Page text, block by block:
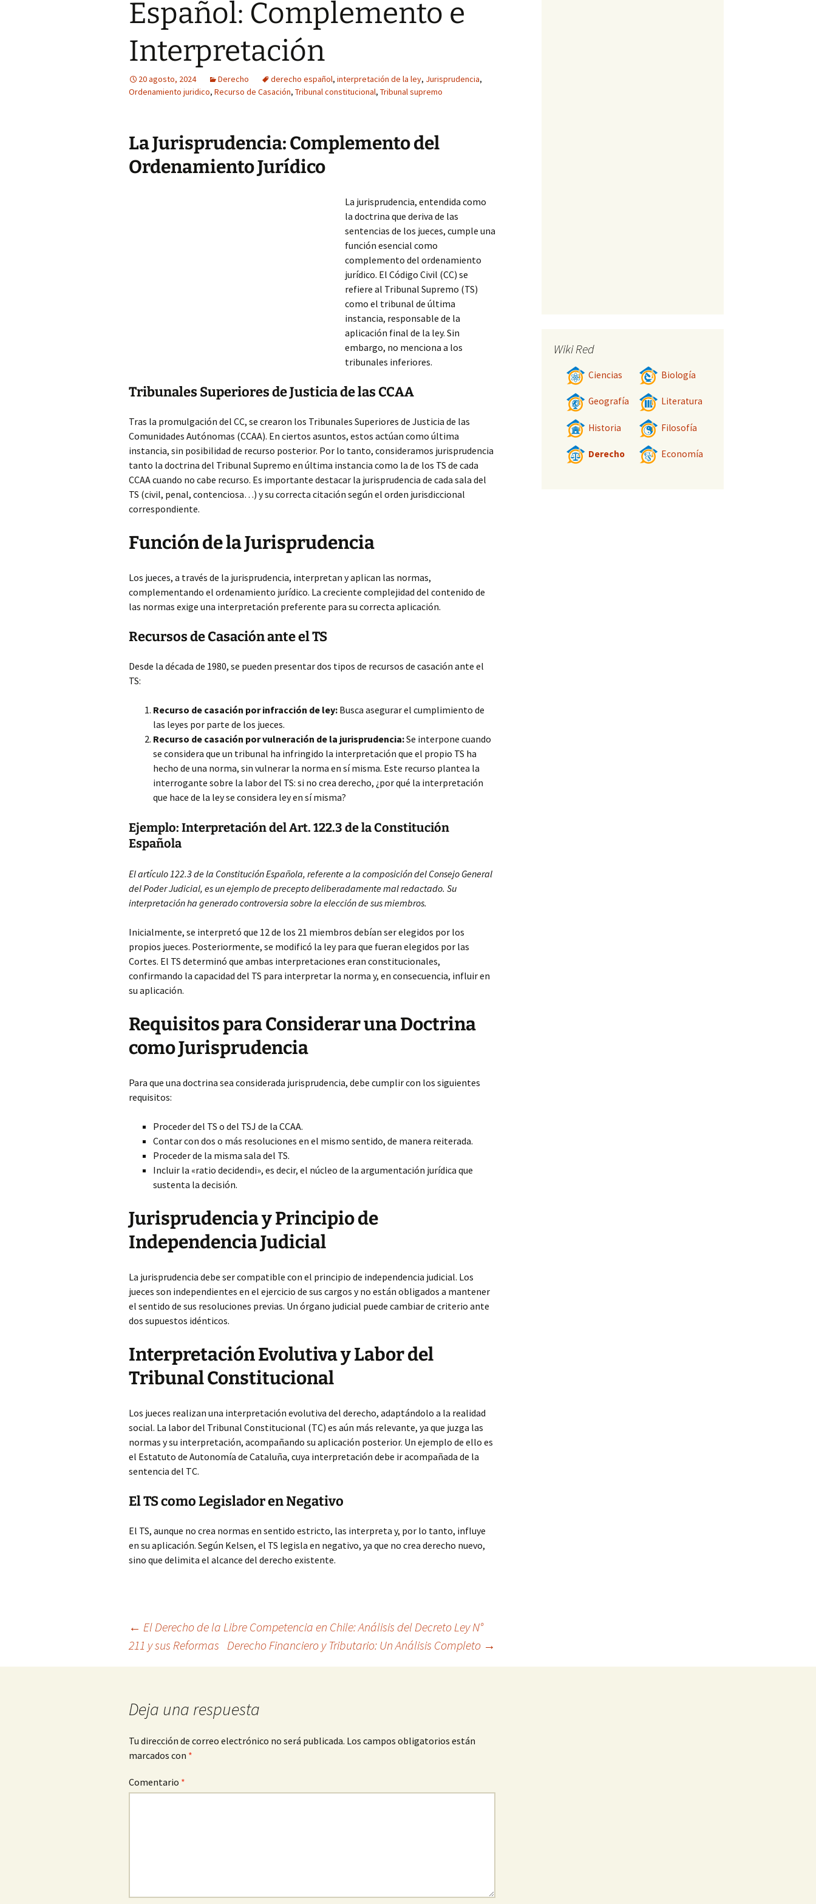
Español: Complemento e
Interpretación
20 agosto, 2024 Derecho derecho español, interpretación de la ley, Jurisprudencia,
Ordenamiento juridico, Recurso de Casación, Tribunal constitucional, Tribunal supremo
La Jurisprudencia: Complemento del
Ordenamiento Jurídico
La jurisprudencia, entendida como
la doctrina que deriva de las
sentencias de los jueces, cumple una
función esencial como
complemento del ordenamiento
jurídico. El Código Civil (CC) se
refiere al Tribunal Supremo (TS)
como el tribunal de última
instancia, responsable de la
aplicación final de la ley. Sin
embargo, no menciona a los
tribunales inferiores.
Tribunales Superiores de Justicia de las CCAA
Tras la promulgación del CC, se crearon los Tribunales Superiores de Justicia de las
Comunidades Autónomas (CCAA). En ciertos asuntos, estos actúan como última
instancia, sin posibilidad de recurso posterior. Por lo tanto, consideramos jurisprudencia
tanto la doctrina del Tribunal Supremo en última instancia como la de los TS de cada
CCAA cuando no cabe recurso. Es importante destacar la jurisprudencia de cada sala del
TS (civil, penal, contenciosa…) y su correcta citación según el orden jurisdiccional
correspondiente.
Función de la Jurisprudencia
Los jueces, a través de la jurisprudencia, interpretan y aplican las normas,
complementando el ordenamiento jurídico. La creciente complejidad del contenido de
las normas exige una interpretación preferente para su correcta aplicación.
Recursos de Casación ante el TS
Desde la década de 1980, se pueden presentar dos tipos de recursos de casación ante el
TS:
Recurso de casación por infracción de ley: Busca asegurar el cumplimiento de
las leyes por parte de los jueces.
Recurso de casación por vulneración de la jurisprudencia:Se interpone cuando
se considera que un tribunal ha infringido la interpretación que el propio TS ha
hecho de una norma, sin vulnerar la norma en sí misma. Este recurso plantea la
interrogante sobre la labor del TS: si no crea derecho, ¿por qué la interpretación
que hace de la ley se considera ley en sí misma?
Ejemplo: Interpretación del Art. 122.3 de la Constitución
Española
El artículo 122.3 de la Constitución Española, referente a la composición del Consejo General
del Poder Judicial, es un ejemplo de precepto deliberadamente mal redactado. Su
interpretación ha generado controversia sobre la elección de sus miembros.
Inicialmente, se interpretó que 12 de los 21 miembros debían ser elegidos por los
propios jueces. Posteriormente, se modificó la ley para que fueran elegidos por las
Cortes. El TS determinó que ambas interpretaciones eran constitucionales,
confirmando la capacidad del TS para interpretar la norma y, en consecuencia, influir en
su aplicación.
Requisitos para Considerar una Doctrina
como Jurisprudencia
Para que una doctrina sea considerada jurisprudencia, debe cumplir con los siguientes
requisitos:
Proceder del TS o del TSJ de la CCAA.
Contar con dos o más resoluciones en el mismo sentido, de manera reiterada.
Proceder de la misma sala del TS.
Incluir la «ratio decidendi», es decir, el núcleo de la argumentación jurídica que
sustenta la decisión.
Jurisprudencia y Principio de
Independencia Judicial
La jurisprudencia debe ser compatible con el principio de independencia judicial. Los
jueces son independientes en el ejercicio de sus cargos y no están obligados a mantener
el sentido de sus resoluciones previas. Un órgano judicial puede cambiar de criterio ante
dos supuestos idénticos.
Interpretación Evolutiva y Labor del
Tribunal Constitucional
Los jueces realizan una interpretación evolutiva del derecho, adaptándolo a la realidad
social. La labor del Tribunal Constitucional (TC) es aún más relevante, ya que juzga las
normas y su interpretación, acompañando su aplicación posterior. Un ejemplo de ello es
el Estatuto de Autonomía de Cataluña, cuya interpretación debe ir acompañada de la
sentencia del TC.
El TS como Legislador en Negativo
El TS, aunque no crea normas en sentido estricto, las interpreta y, por lo tanto, influye
en su aplicación. Según Kelsen, el TS legisla en negativo, ya que no crea derecho nuevo,
sino que delimita el alcance del derecho existente.
Navegación
de
← El Derecho de la Libre Competencia en Chile: Análisis del Decreto Ley N°
211 y sus Reformas Derecho Financiero y Tributario: Un Análisis Completo →
Deja una respuesta
Tu dirección de correo electrónico no será publicada. Los campos obligatorios están
marcados con *
Comentario *
Wiki Red
Ciencias Biología
Geografía Literatura
Historia Filosofía
Derecho Economía